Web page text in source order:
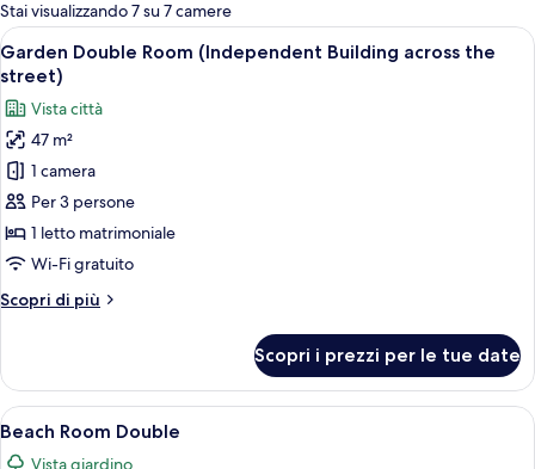
le
camere
Stai visualizzando 7 su 7 camere
Apri
tutte
le
foto
per
Garden
Double
Room
(Independent
across
Un'ampia camera da letto con un
6
Garden Double Room (Independent Building across the
street)
Vista città
47 m²
1 camera
Per 3 persone
1 letto matrimoniale
Wi-Fi gratuito
Scopri di più
Altri
Double
Room
(Independent
Scopri i prezzi per le tue date
Apri
tutte
Un'ampia camera d'albergo con un
13
Beach Room Double
Vista giardino